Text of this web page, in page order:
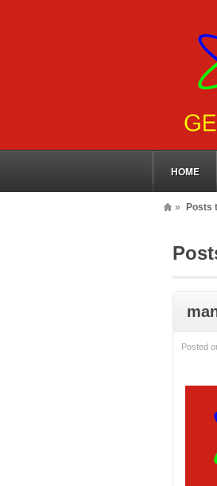
HOME
» Posts
Posted